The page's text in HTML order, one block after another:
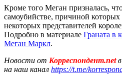
Кроме того Меган призналась,
самоубийстве, причиной которых
некоторых представителей
Подробно в материале Граната в
Меган Маркл.
Новости от Корреспондент.net
на наш канал https://t.me/